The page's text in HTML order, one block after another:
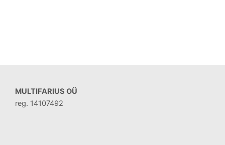
MULTIFARIUS OÜ
reg. 14107492